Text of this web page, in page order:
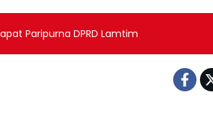
Paripurna DPRD Lamtim